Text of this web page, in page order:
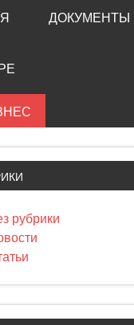
ДОКУМЕНТЫ
рубрики